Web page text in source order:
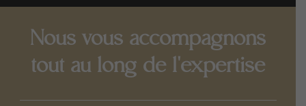
Nous vous accompagnons
tout au long de l'expertise